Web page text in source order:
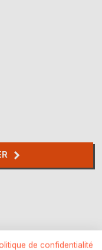
de confidentialité